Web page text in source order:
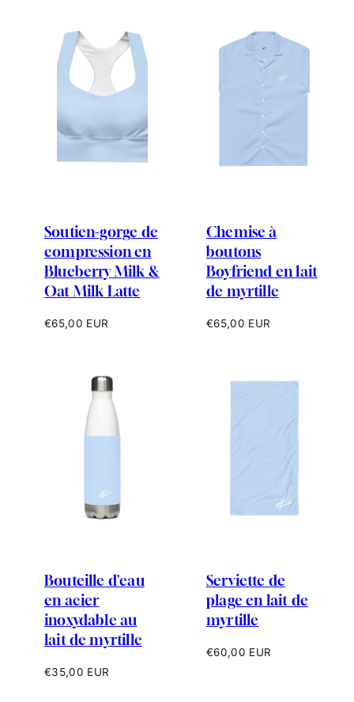
Soutien-gorge de
compression en
Blueberry Milk &
Oat Milk Latte
Prix
€65,00 EUR
Chemise à
boutons
Boyfriend en lait
de myrtille
Prix
€65,00 EUR
Bouteille d'eau
en acier
inoxydable au
lait de myrtille
Prix
€35,00 EUR
Serviette de
plage en lait de
myrtille
Prix
€60,00 EUR